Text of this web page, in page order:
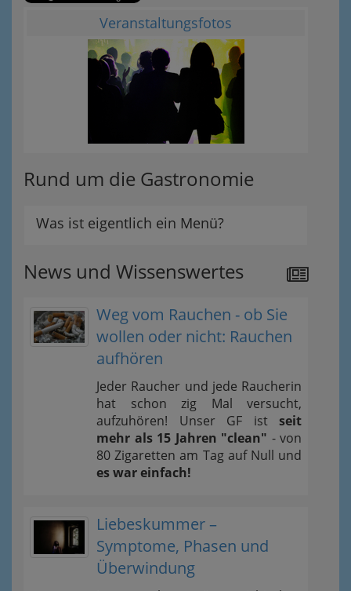
Veranstaltungsfotos
Rund um die Gastronomie
Was ist eigentlich ein Menü?
News und Wissenswertes
Weg vom Rauchen - ob Sie
wollen oder nicht: Rauchen
aufhören
Jeder Raucher und jede Raucherin
hat schon zig Mal versucht,
aufzuhören! Unser GF ist seit
mehr als 15 Jahren "clean" - von
80 Zigaretten am Tag auf Null und
es war einfach!
Liebeskummer –
Symptome, Phasen und
Überwindung